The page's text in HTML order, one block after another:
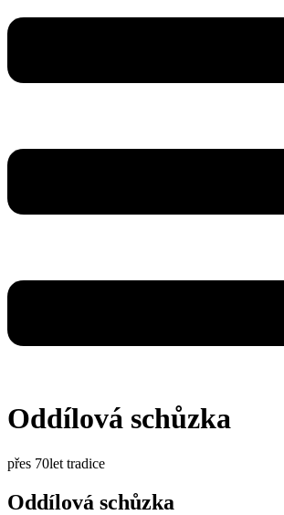
Oddílová schůzka
přes 70let tradice
Oddílová schůzka